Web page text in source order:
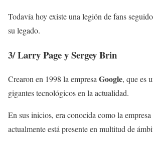
Todavía hoy existe una legión de fans
su legado.
3/Larry Page y Sergey Brin
Crearon en 1998 la empresaGoogle, que es
gigantes tecnológicos en la actualidad.
En sus inicios, era conocida como la
actualmente está presente en multitud de